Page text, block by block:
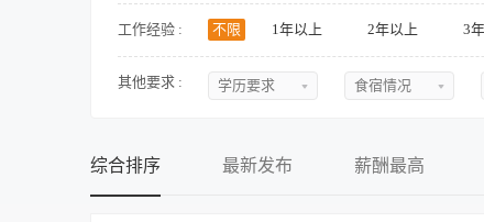
工作经验 : 不限 1年以上 2年以上 3
其他要求 : 学历要求
初中
食宿情况
提供食宿
综合排序 最新发布 薪酬最高